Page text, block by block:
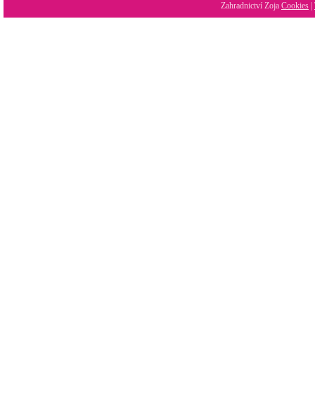
Zahradnictví Zoja Cookies